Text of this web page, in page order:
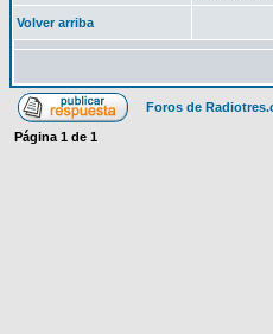
Volver arriba
Foros de
Página 1 de 1